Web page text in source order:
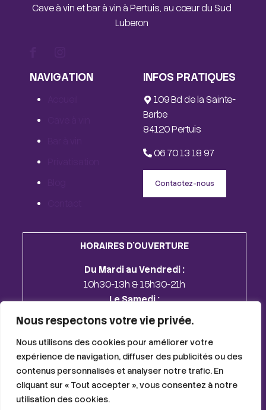
Nous respectons votre vie privée.
Nous utilisons des cookies pour améliorer votre
expérience de navigation, diffuser des publicités ou des
contenus personnalisés et analyser notre trafic. En
cliquant sur « Tout accepter », vous consentez à notre
utilisation des cookies.
Cave à vin et bar à vin à Pertuis, au cœur du Sud
Luberon
NAVIGATION INFOS PRATIQUES
109 Bd de la Sainte-
Barbe
84120 Pertuis
06 70 13 18 97
Contactez-nous
HORAIRES D'OUVERTURE
Du Mardi au Vendredi :
10h30-13h & 15h30-21h
Le Samedi :
10h30-19h30
Lundi & Dimanche :
© 2026 Le Flacon Ivre | Tous droits réservés | Mentions
légales | Politique de confidentialité
| Création
: